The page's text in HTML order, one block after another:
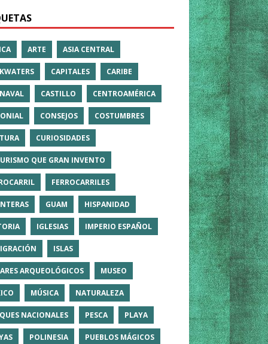
ARTE ASIA CENTRAL
CAPITALES CARIBE
CASTILLO CENTROAMÉRICA
CONSEJOS COSTUMBRES
CURIOSIDADES
QUE GRAN INVENTO
FERROCARRILES
GUAM HISPANIDAD
IGLESIAS IMPERIO ESPAÑOL
ISLAS
ARQUEOLÓGICOS MUSEO
MÚSICA NATURALEZA
NACIONALES PESCA PLAYA
POLINESIA PUEBLOS MÁGICOS